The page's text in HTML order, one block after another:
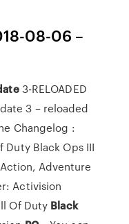
08-06 –
3-RELOADED
3 – reloaded
Changelog :
Duty Black Ops III
Adventure
Activision
Of Duty Black